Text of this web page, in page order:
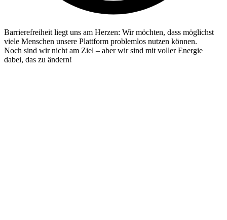
Barrierefreiheit liegt uns am Herzen: Wir möchten, dass möglichst
viele Menschen unsere Plattform problemlos nutzen können.
Noch sind wir nicht am Ziel – aber wir sind mit voller Energie
dabei, das zu ändern!